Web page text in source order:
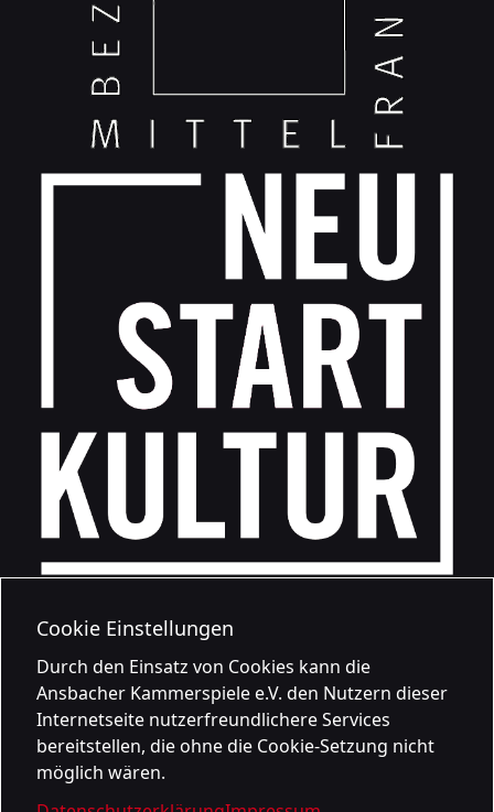
Cookie Einstellungen
Durch den Einsatz von Cookies kann die
Ansbacher Kammerspiele e.V. den Nutzern dieser
Internetseite nutzerfreundlichere Services
bereitstellen, die ohne die Cookie-Setzung nicht
möglich wären.